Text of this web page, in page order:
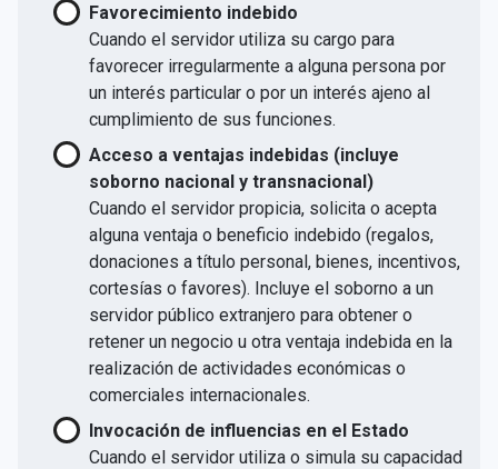
Favorecimiento indebido
Cuando el servidor utiliza su cargo para
favorecer irregularmente a alguna persona por
un interés particular o por un interés ajeno al
cumplimiento de sus funciones.
Acceso a ventajas indebidas (incluye
soborno nacional y transnacional)
Cuando el servidor propicia, solicita o acepta
alguna ventaja o beneficio indebido (regalos,
donaciones a título personal, bienes, incentivos,
cortesías o favores). Incluye el soborno a un
servidor público extranjero para obtener o
retener un negocio u otra ventaja indebida en la
realización de actividades económicas o
comerciales internacionales.
Invocación de influencias en el Estado
Cuando el servidor utiliza o simula su capacidad